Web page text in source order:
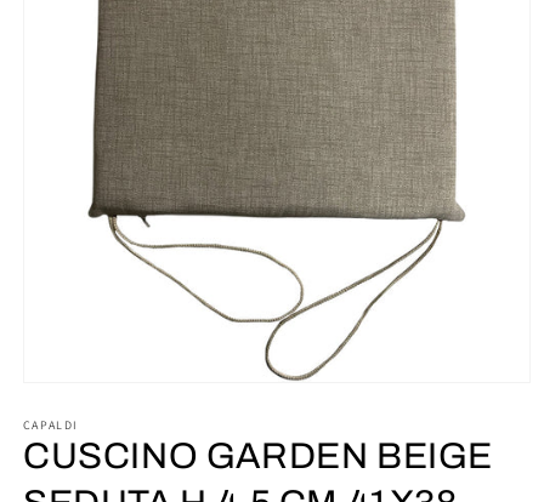
multimediali
1
in
CAPALDI
CUSCINO GARDEN BEIGE